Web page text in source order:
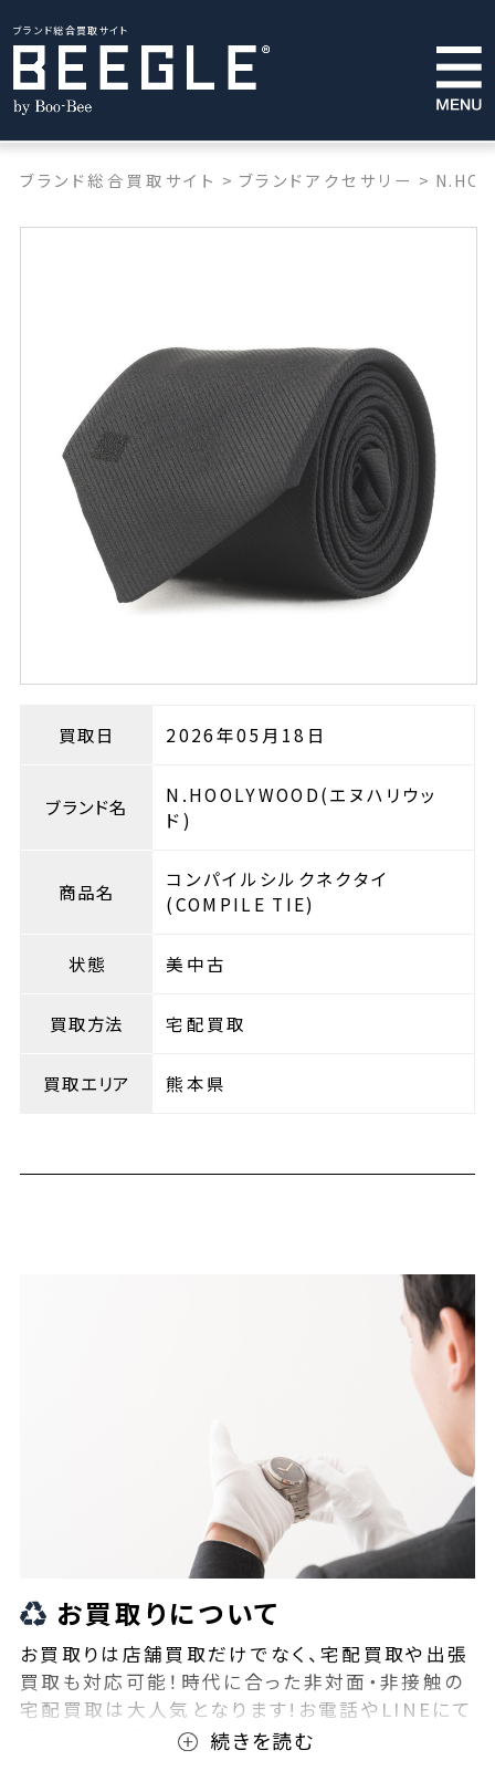
ブランド総合買取サイト
ブランド総合買取サイト > ブランドアクセサリー >
買取日 2026年05月18日
ブランド名
N.HOOLYWOOD(エヌハリウッ
ド)
商品名
コンパイルシルクネクタイ
(COMPILE TIE)
状態 美中古
買取方法 宅配買取
買取エリア 熊本県
お買取りについて
お買取りは店舗買取だけでなく、宅配買取や出張
買取も対応可能！時代に合った非対面・非接触の
宅配買取は大人気となります!お電話やLINEにて
事前査定が可能となっております！また無料の宅